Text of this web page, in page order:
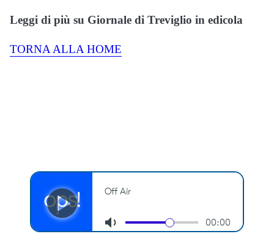
Leggi di più su Giornale di Treviglio in edicola
TORNA ALLA HOME